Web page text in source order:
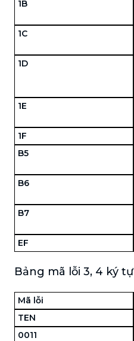
1B
1C
1D
1E
1F
B5
B6
B7
EF
Bảng mã lỗi 3, 4 ký tự
Mã lỗi
TEN
0011